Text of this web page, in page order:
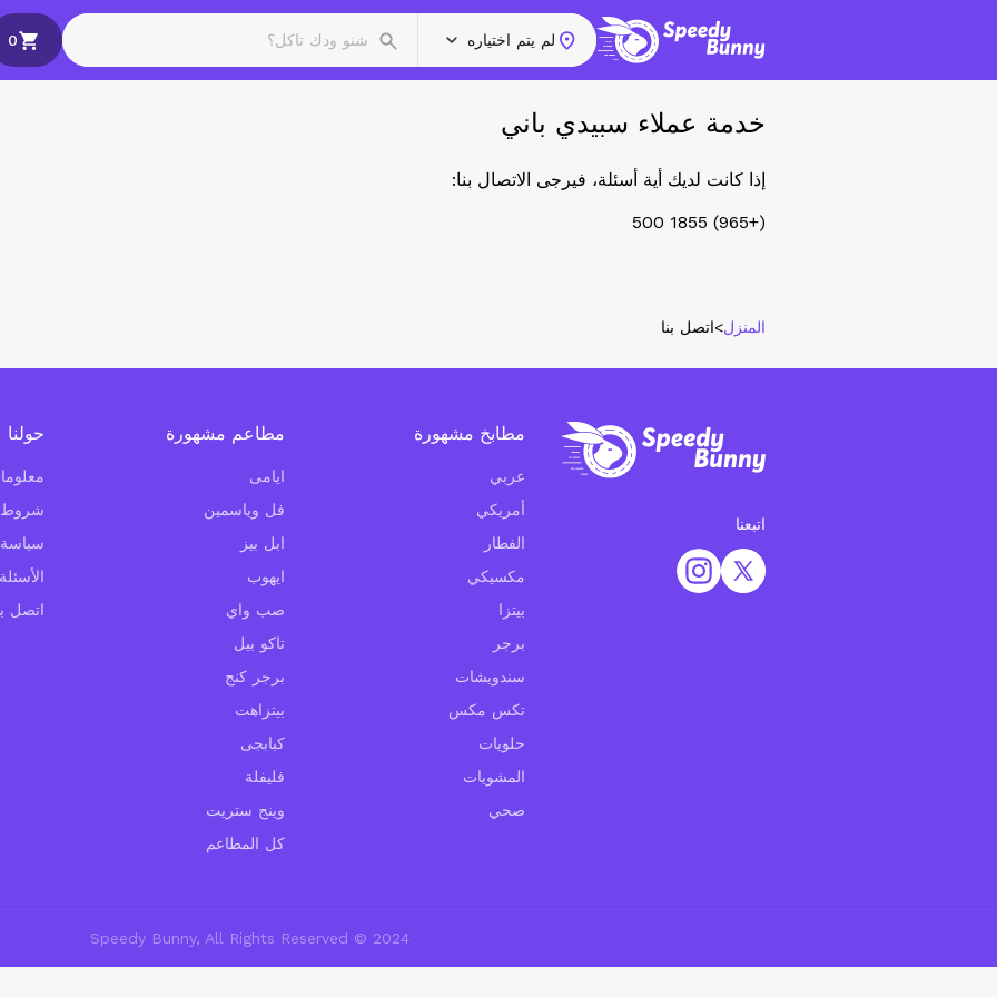
لم يتم اختياره 0
خدمة عملاء سبيدي باني
إذا كانت لديك أية أسئلة، فيرجى الاتصال بنا:
(+965) 1855 500
المنزل>اتصل بنا
اتبعنا
مطابخ مشهورة
عربي
أمريكي
الفطار
مكسيكي
بيتزا
برجر
سندويشات
تكس مكس
حلويات
المشويات
صحي
مطاعم مشهورة
ايامى
فل وياسمين
ابل بيز
ايهوب
صب واي
تاكو بيل
برجر كنج
بيتزاهت
كبابجى
فليفلة
وينج ستريت
كل المطاعم
حولنا
شروط
اتصل
2024 © Speedy Bunny, All Rights Reserved